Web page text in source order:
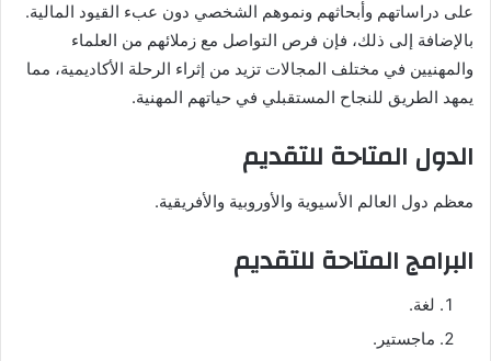
على دراساتهم وأبحاثهم ونموهم الشخصي دون عبء القيود المالية.
بالإضافة إلى ذلك، فإن فرص التواصل مع زملائهم من العلماء
والمهنيين في مختلف المجالات تزيد من إثراء الرحلة الأكاديمية، مما
يمهد الطريق للنجاح المستقبلي في حياتهم المهنية.
الدول المتاحة للتقديم
معظم دول العالم الأسيوية والأوروبية والأفريقية.
البرامج المتاحة للتقديم
لغة.
ماجستير.